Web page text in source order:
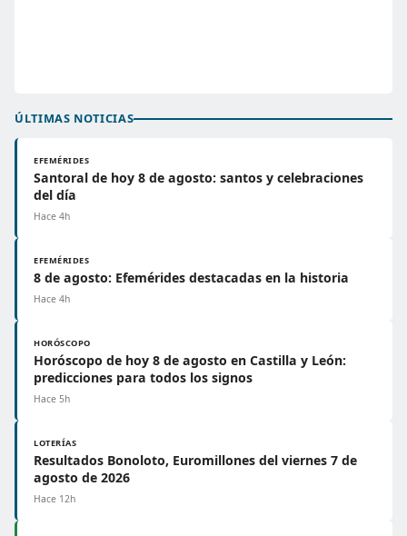
ÚLTIMAS NOTICIAS
EFEMÉRIDES
Santoral de hoy 8 de agosto: santos y celebraciones
del día
Hace 4h
EFEMÉRIDES
8 de agosto: Efemérides destacadas en la historia
Hace 4h
HORÓSCOPO
Horóscopo de hoy 8 de agosto en Castilla y León:
predicciones para todos los signos
Hace 5h
LOTERÍAS
Resultados Bonoloto, Euromillones del viernes 7 de
agosto de 2026
Hace 12h